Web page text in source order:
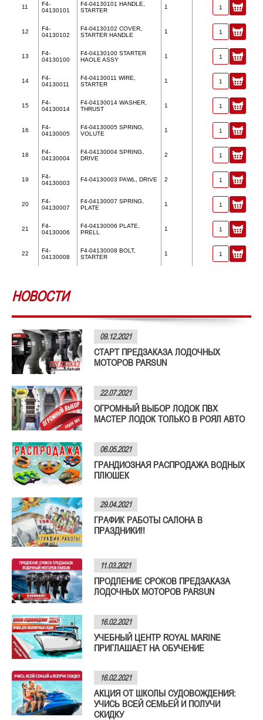
11
F4-
04130101
F4-04130101 HANDLE,
STARTER
1
12
F4-
04130102
F4-04130102 COVER,
STARTER HANDLE
1
13
F4-
04130100
F4-04130100 STARTER
HAOLE ASSY
1
14
F4-
04130011
F4-04130011 WIRE,
STARTER
1
15
F4-
04130014
F4-04130014 WASHER,
THRUST
1
16
F4-
04130005
F4-04130005 SPRING,
VOLUTE
1
18
F4-
04130004
F4-04130004 SPRING,
DRIVE
2
19
F4-
04130003
F4-04130003 PAWL, DRIVE 2
20
F4-
04130007
F4-04130007 SPRING,
PLATE
1
21
F4-
04130006
F4-04130006 PLATE,
PRELL
1
22
F4-
04130008
F4-04130008 BOLT,
STARTER
1
НОВОСТИ
09.12.2021
СТАРТ ПРЕДЗАКАЗА ЛОДОЧНЫХ
МОТОРОВ PARSUN
22.07.2021
ОГРОМНЫЙ ВЫБОР ЛОДОК ПВХ
МАСТЕР ЛОДОК ТОЛЬКО В РОЯЛ АВТО
06.05.2021
ГРАНДИОЗНАЯ РАСПРОДАЖА ВОДНЫХ
ПЛЮШЕК
29.04.2021
ГРАФИК РАБОТЫ САЛОНА В
ПРАЗДНИКИ!!
11.03.2021
ПРОДЛЕНИЕ СРОКОВ ПРЕДЗАКАЗА
ЛОДОЧНЫХ МОТОРОВ PARSUN
16.02.2021
УЧЕБНЫЙ ЦЕНТР ROYAL MARINE
ПРИГЛАШАЕТ НА ОБУЧЕНИЕ
16.02.2021
АКЦИЯ ОТ ШКОЛЫ СУДОВОЖДЕНИЯ:
УЧИСЬ ВСЕЙ СЕМЬЕЙ И ПОЛУЧИ
СКИДКУ